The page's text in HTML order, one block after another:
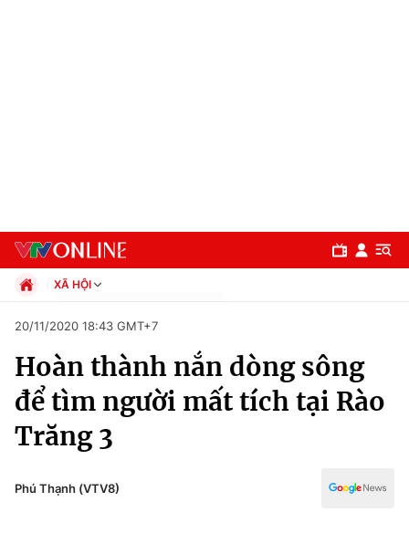
Chuyên mục
Chính trị
XÃ HỘI
Xã hội
Pháp luật
Thể thao
Truyền hình
Văn hóa - Giải trí
20/11/2020 18:43 GMT+7
Hoàn thành nắn dòng sông
để tìm người mất tích tại Rào
Trăng 3
Phú Thạnh (VTV8)